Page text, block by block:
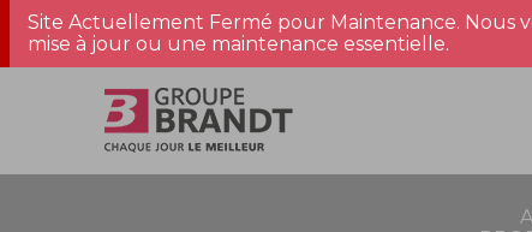
Site Actuellement Fermé pour Maintenance. Nous
mise à jour ou une maintenance essentielle.